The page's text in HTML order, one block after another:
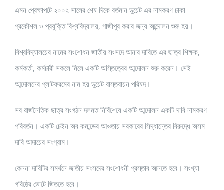
এমন প্রেক্ষাপটে ২০০২ সালের শেষ দিকে বর্তমান ডুয়েট এর নামকরণ ঢাকা
প্রকৌশল ও প্রযুক্তি বিশ্ববিদ্যালয়, গাজীপুর করার জন্য আন্দোলন শুরু হয়।
বিশ্ববিদ্যালয়ের নামের সংশোধন জাতীয় সংসদে আনার দাবিতে এর ছাত্র শিক্ষক,
কর্মকর্তা, কর্মচারী সকলে মিলে একটি অস্তিত্বের আন্দোলন শুরু করেন। সেই
আন্দোলনের প্লাটফরমের নাম হয় ডুয়েট বাস্তবায়ন পরিষদ।
সব রাজনৈতিক ছাত্র সংগঠন দলমত নির্বিশেষে একটি আন্দোলন একটি দাবি নামকরণ
পরিবর্তন। একটি চেইন অব কমান্ডের আওতায় সরকারের সিদ্ধান্তের বিরুদ্ধে অসম
দাবি আদায়ের সংগ্রাম।
কেননা দাবিটির সমর্থনে জাতীয় সংসদের সংশোধনী প্রস্তাব আনতে হবে। সংখ্যা
গরিষ্ঠের ভোটে জিততে হবে।